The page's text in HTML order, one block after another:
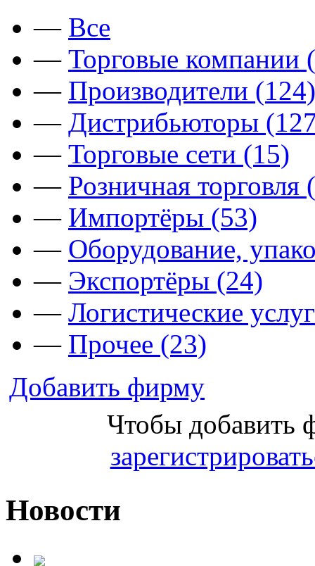
— Все
— Торговые компании
— Производители (124)
— Дистрибьюторы
— Торговые сети (15)
— Розничная торговля
— Импортёры (53)
— Оборудование,
— Экспортёры (24)
— Логистические
— Прочее (23)
Добавить фирму
Чтобы добавить
Новости